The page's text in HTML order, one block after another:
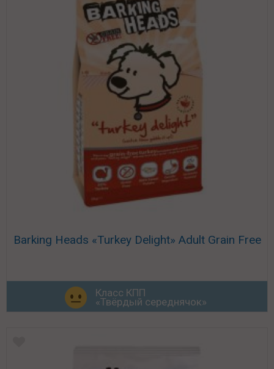
Barking Heads «Turkey Delight» Adult Grain Free
Класс КПП
«Твёрдый середнячок»